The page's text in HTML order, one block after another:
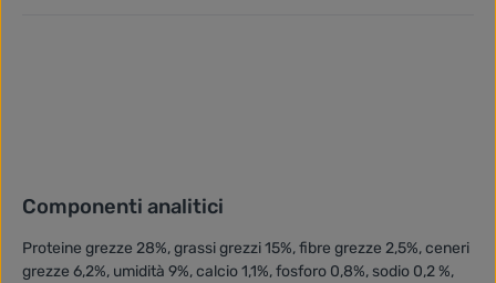
Componenti analitici
Proteine grezze 28%, grassi grezzi 15%, fibre grezze 2,5%, ceneri
grezze 6,2%, umidità 9%, calcio 1,1%, fosforo 0,8%, sodio 0,2 %,